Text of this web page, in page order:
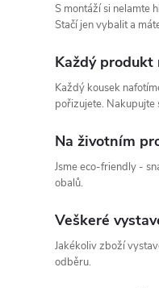
S montáží si nelamte
Stačí jen vybalit a
Každý
Každý kousek
pořizujete. Nakupujte
Na životním
Jsme eco-friendly -
obalů.
Veškeré
Jakékoliv zboží
odběru.